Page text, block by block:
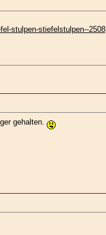
stulpen-stiefelstulpen--2508
gehalten.